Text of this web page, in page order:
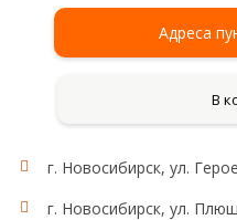
Адреса
В
г. Новосибирск, ул.
г. Новосибирск, ул.